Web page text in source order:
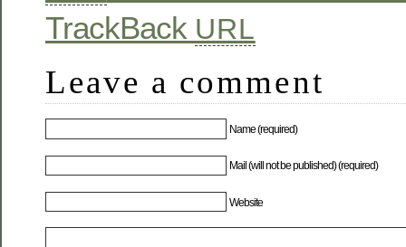
TrackBack URL
Leave a comment
Name (required)
Mail (will not be published) (required)
Website